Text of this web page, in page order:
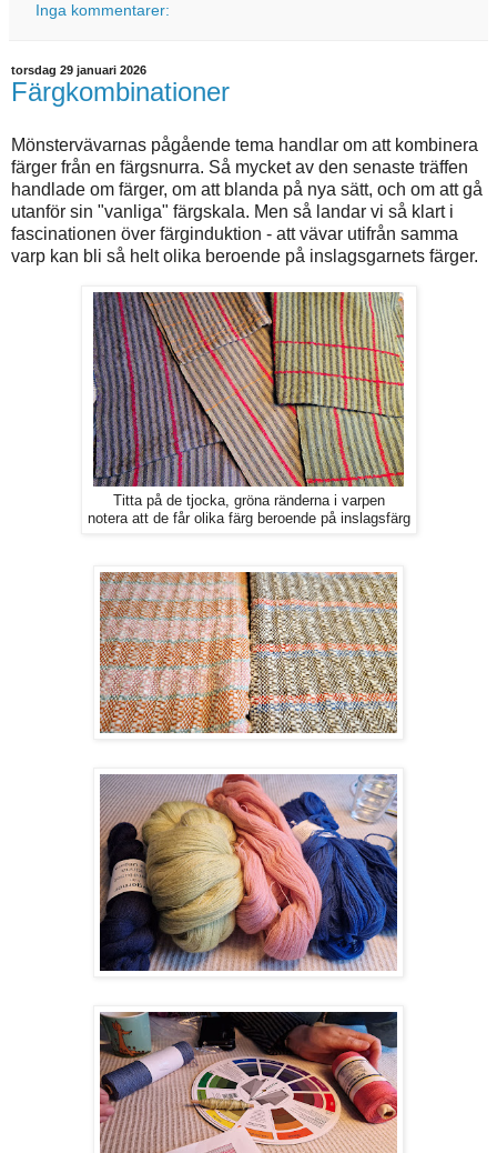
Inga kommentarer:
torsdag 29 januari 2026
Färgkombinationer
Mönstervävarnas pågående tema handlar om att kombinera
färger från en färgsnurra. Så mycket av den senaste träffen
handlade om färger, om att blanda på nya sätt, och om att gå
utanför sin "vanliga" färgskala. Men så landar vi så klart i
fascinationen över färginduktion - att vävar utifrån samma
varp kan bli så helt olika beroende på inslagsgarnets färger.
Titta på de tjocka, gröna ränderna i varpen
notera att de får olika färg beroende på inslagsfärg